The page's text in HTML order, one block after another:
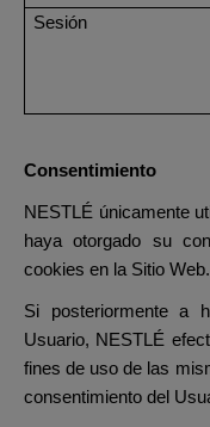
Sesión
Consentimiento
NESTLÉ únicamente
haya otorgado su
cookies en la Sitio Web.
Si posteriormente a
Usuario, NESTLÉ
fines de uso de las
consentimiento del